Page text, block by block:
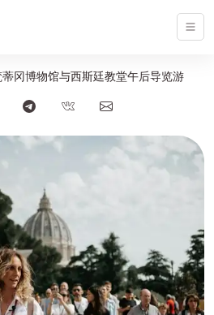
蒂冈博物馆与西斯廷教堂午后导览游